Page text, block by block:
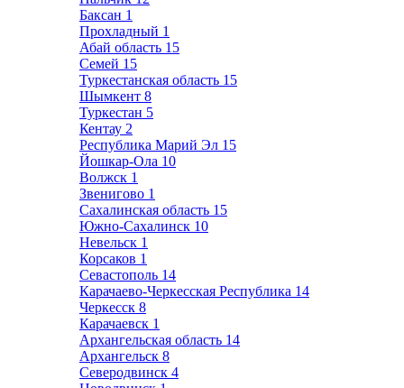
Баксан 1
Прохладный 1
Абай область 15
Семей 15
Туркестанская область 15
Шымкент 8
Туркестан 5
Кентау 2
Республика Марий Эл 15
Йошкар-Ола 10
Волжск 1
Звенигово 1
Сахалинская область 15
Южно-Сахалинск 10
Невельск 1
Корсаков 1
Севастополь 14
Карачаево-Черкесская Республика 14
Черкесск 8
Карачаевск 1
Архангельская область 14
Архангельск 8
Северодвинск 4